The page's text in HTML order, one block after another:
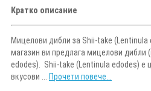
Кратко описание
Мицелови дибли за Shii-take (Lentinula
магазин ви предлага мицелови дибли
edodes). Shii-take (Lentinula edodes) е
вкусови ... Прочети повече...